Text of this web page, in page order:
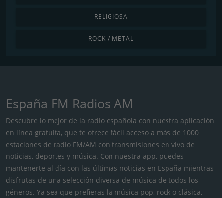
RELIGIOSA
ROCK / METAL
España FM Radios AM
Descubre lo mejor de la radio española con nuestra aplicación
en línea gratuita, que te ofrece fácil acceso a más de 1000
estaciones de radio FM/AM con transmisiones en vivo de
noticias, deportes y música. Con nuestra app, puedes
mantenerte al día con las últimas noticias en España mientras
disfrutas de una selección diversa de música de todos los
géneros. Ya sea que prefieras la música pop, rock o clásica,